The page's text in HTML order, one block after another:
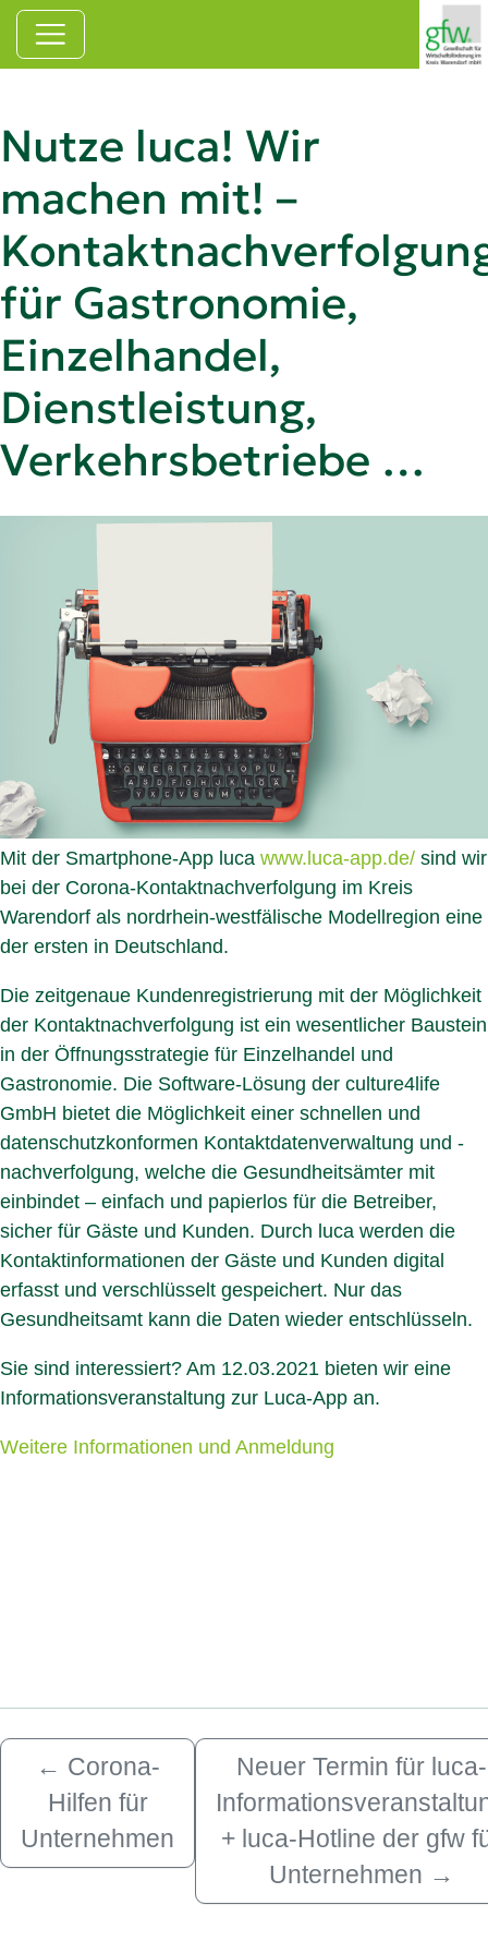
Zum Hauptinhalt springen
Nutze luca! Wir
machen mit! –
für Gastronomie,
Einzelhandel,
Dienstleistung,
Verkehrsbetriebe …
Mit der Smartphone-App luca www.luca-app.de/ sind wir
bei der Corona-Kontaktnachverfolgung im Kreis
Warendorf als nordrhein-westfälische Modellregion eine
der ersten in Deutschland.
Die zeitgenaue Kundenregistrierung mit der Möglichkeit
der Kontaktnachverfolgung ist ein wesentlicher Baustein
in der Öffnungsstrategie für Einzelhandel und
Gastronomie. Die Software-Lösung der culture4life
GmbH bietet die Möglichkeit einer schnellen und
datenschutzkonformen Kontaktdatenverwaltung und -
nachverfolgung, welche die Gesundheitsämter mit
einbindet – einfach und papierlos für die Betreiber,
sicher für Gäste und Kunden. Durch luca werden die
Kontaktinformationen der Gäste und Kunden digital
erfasst und verschlüsselt gespeichert. Nur das
Gesundheitsamt kann die Daten wieder entschlüsseln.
Sie sind interessiert? Am 12.03.2021 bieten wir eine
Informationsveranstaltung zur Luca-App an.
Weitere Informationen und Anmeldung
← Corona-
Hilfen für
Unternehmen
Neuer Termin für luca-
+ luca-Hotline der gfw
Unternehmen →